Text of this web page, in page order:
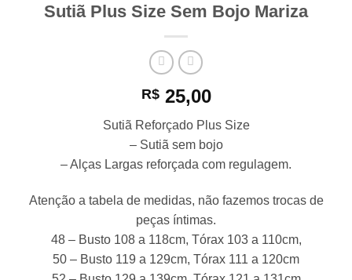
Sutiã Plus Size Sem Bojo Mariza
R$25,00
Sutiã Reforçado Plus Size
– Sutiã sem bojo
– Alças Largas reforçada com regulagem.
Atenção a tabela de medidas, não fazemos trocas de
peças íntimas.
48 – Busto 108 a 118cm, Tórax 103 a 110cm,
50 – Busto 119 a 129cm, Tórax 111 a 120cm